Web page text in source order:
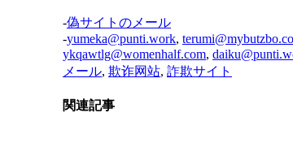
-偽サイトのメール
-yumeka@punti.work,
ykqawtlg@womenhalf.com,
メール, 欺诈网站, 詐欺サイト
関連記事